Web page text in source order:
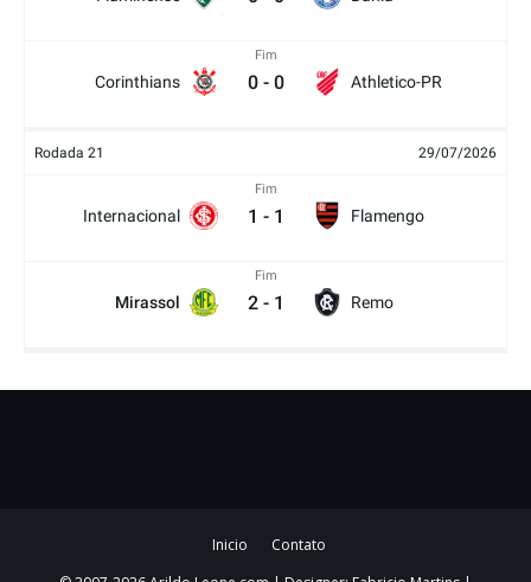
Corinthians
Fim
0 - 0 Athletico-PR
Rodada 21 29/07/2026
Internacional
Fim
1 - 1 Flamengo
Mirassol
Fim
2 - 1 Remo
Inicio
Contato